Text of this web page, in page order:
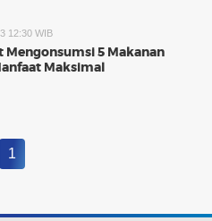
12:30 WIB
Mengonsumsi 5 Makanan
Maksimal
1